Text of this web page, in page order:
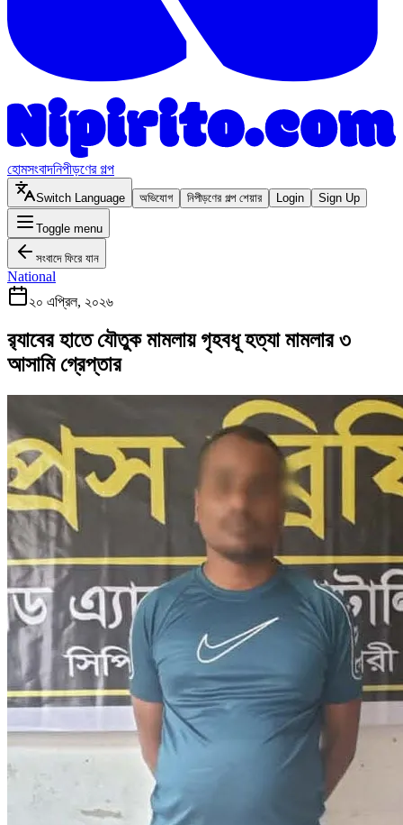
হোমসংবাদনিপীড়ণের গল্প
Switch Language অভিযোগ নিপীড়ণের গল্প শেয়ার Login Sign Up
Toggle menu
সংবাদে ফিরে যান
National
২০ এপ্রিল, ২০২৬
র‌্যাবের হাতে যৌতুক মামলায় গৃহবধূ হত্যা মামলার ৩
আসামি গ্রেপ্তার